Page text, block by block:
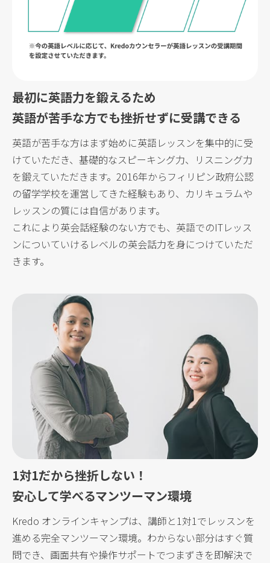
最初に英語力を鍛えるため
英語が苦手な方でも挫折せずに受講できる
英語が苦手な方はまず始めに英語レッスンを集中的に受
けていただき、基礎的なスピーキング力、リスニング力
を鍛えていただきます。2016年からフィリピン政府公認
の留学学校を運営してきた経験もあり、カリキュラムや
レッスンの質には自信があります。
これにより英会話経験のない方でも、英語でのITレッス
ンについていけるレベルの英会話力を身につけていただ
きます。
1対1だから挫折しない！
安心して学べるマンツーマン環境
Kredo オンラインキャンプは、講師と1対1でレッスンを
進める完全マンツーマン環境。わからない部分はすぐ質
問でき、画面共有や操作サポートでつまずきを即解決で